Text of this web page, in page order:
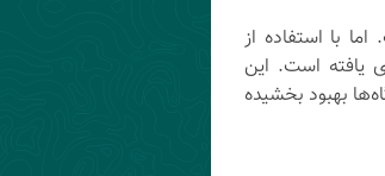
با استفاده از
یافته است. این
بهبود بخشیده